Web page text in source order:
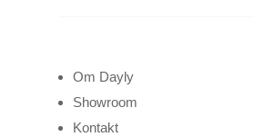
Om Dayly
Showroom
Kontakt